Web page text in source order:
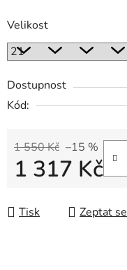
Velikost
Dostupnost
Kód:
1 550 Kč –15 %
1 317 Kč
Tisk Zeptat se